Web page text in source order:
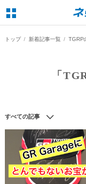
トップ 新着記事一覧 TGRP
「
すべての記事